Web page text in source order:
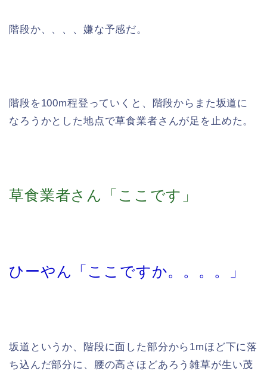
階段か、、、、嫌な予感だ。
階段を100m程登っていくと、階段からまた坂道に
なろうかとした地点で草食業者さんが足を止めた。
草食業者さん「ここです」
ひーやん「ここですか。。。。」
坂道というか、階段に面した部分から1mほど下に落
ち込んだ部分に、腰の高さほどあろう雑草が生い茂